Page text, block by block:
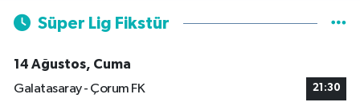
Süper Lig Fikstür
14 Ağustos, Cuma
Galatasaray - Çorum FK
21:30